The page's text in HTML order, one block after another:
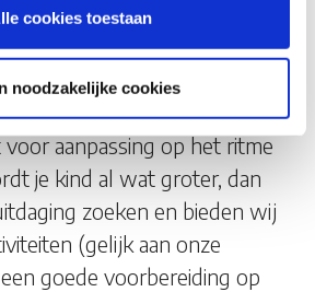
cookies toestaan
noodzakelijke cookies
om een andere
opvang past zich hier op
dagindeling van de
en een duidelijke structuur,
aanpassing op het ritme
je kind al wat groter, dan
zoeken en bieden wij
(gelijk aan onze
goede voorbereiding op